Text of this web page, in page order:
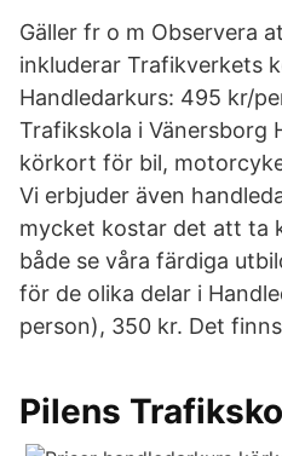
Gäller fr o m Observera
inkluderar Trafikverkets
Handledarkurs: 495 kr/
Trafikskola i Vänersborg
körkort för bil,
Vi erbjuder även
mycket kostar det att ta
både se våra färdiga
för de olika delar i
person), 350 kr. Det
Pilens